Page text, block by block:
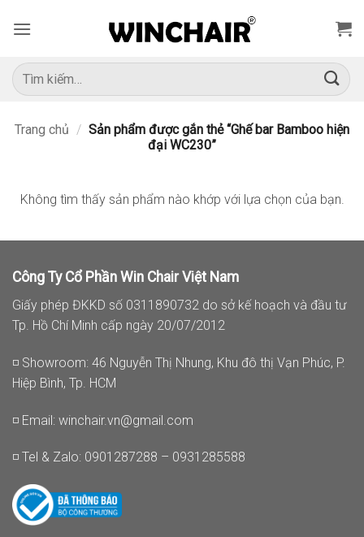
qua
dung
Tìm
kiếm:
Trang chủ / Sản phẩm được gắn thẻ “Ghế bar Bamboo hiện
đại WC230”
Không tìm thấy sản phẩm nào khớp với lựa chọn của bạn.
Công Ty Cổ Phần Win Chair Việt Nam
Giấy phép ĐKKD số 0311890732 do sở kế hoạch và đầu tư
Tp. Hồ Chí Minh cấp ngày 20/07/2012
◽ Showroom: 46 Nguyễn Thị Nhung, Khu đô thị Vạn Phúc, P.
Hiệp Bình, Tp. HCM
◽ Email: winchair.vn@gmail.com
◽ Tel & Zalo: 0901287288 – 0931285588